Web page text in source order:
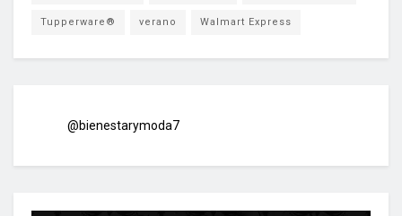
Tupperware® verano Walmart Express
@bienestarymoda7